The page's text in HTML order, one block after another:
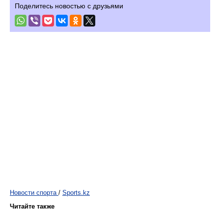
Поделитесь новостью с друзьями
Новости спорта / Sports.kz
Читайте также